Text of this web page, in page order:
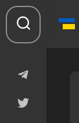
Перейти
до
вмісту